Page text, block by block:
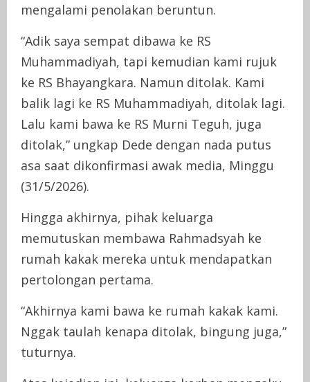
mengalami penolakan beruntun.
“Adik saya sempat dibawa ke RS
Muhammadiyah, tapi kemudian kami rujuk
ke RS Bhayangkara. Namun ditolak. Kami
balik lagi ke RS Muhammadiyah, ditolak lagi.
Lalu kami bawa ke RS Murni Teguh, juga
ditolak,” ungkap Dede dengan nada putus
asa saat dikonfirmasi awak media, Minggu
(31/5/2026).
Hingga akhirnya, pihak keluarga
memutuskan membawa Rahmadsyah ke
rumah kakak mereka untuk mendapatkan
pertolongan pertama.
“Akhirnya kami bawa ke rumah kakak kami.
Nggak taulah kenapa ditolak, bingung juga,”
tuturnya.